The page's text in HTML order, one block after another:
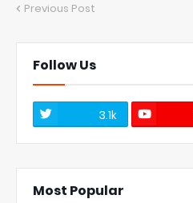
Previous Post
Follow Us
3.1k
Most Popular